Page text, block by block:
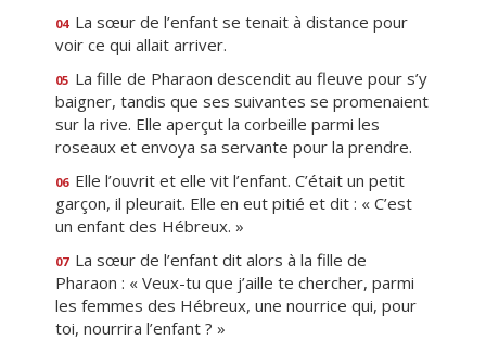
04 La sœur de l’enfant se tenait à distance pour
voir ce qui allait arriver.
05 La fille de Pharaon descendit au fleuve pour s’y
baigner, tandis que ses suivantes se promenaient
sur la rive. Elle aperçut la corbeille parmi les
roseaux et envoya sa servante pour la prendre.
06 Elle l’ouvrit et elle vit l’enfant. C’était un petit
garçon, il pleurait. Elle en eut pitié et dit : « C’est
un enfant des Hébreux. »
07 La sœur de l’enfant dit alors à la fille de
Pharaon : « Veux-tu que j’aille te chercher, parmi
les femmes des Hébreux, une nourrice qui, pour
toi, nourrira l’enfant ? »